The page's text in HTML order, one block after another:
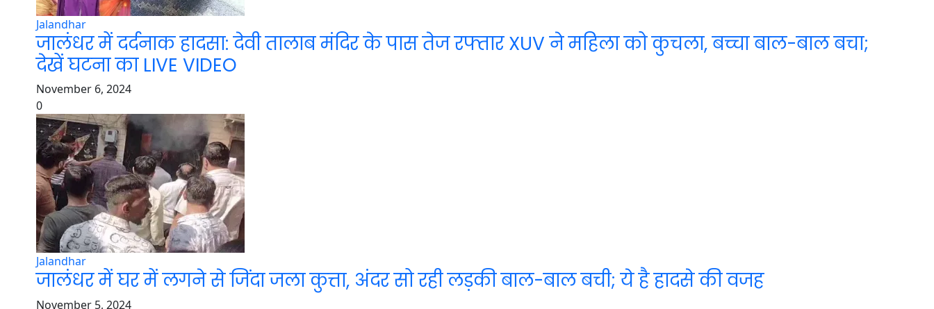
Jalandhar
जालंधर में दर्दनाक हादसा: देवी तालाब मंदिर के पास तेज रफ्तार XUV ने महिला को कुचला, बच्चा बाल-बाल बचा;
देखें घटना का LIVE VIDEO
November 6, 2024
0
Jalandhar
जालंधर में घर में लगने से जिंदा जला कुत्ता, अंदर सो रही लड़की बाल-बाल बची; ये है हादसे की वजह
November 5, 2024